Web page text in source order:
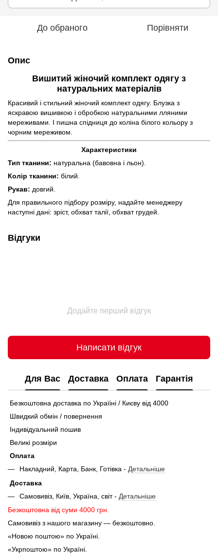
До обраного Порівняти
Опис
Вишитий жіночий комплект одягу з
натуральних матеріалів
Красивий і стильний жіночий комплект одягу. Блузка з
яскравою вишивкою і обробкою натуральними лляними
мереживами. І пишна спідниця до коліна білого кольору з
чорним мереживом.
Характеристики
Тип тканини: натуральна (бавовна і льон).
Колір тканини: білий.
Рукав: довгий.
Для правильного підбору розміру, надайте менеджеру
наступні дані: зріст, обхват талії, обхват грудей.
Відгуки
Додайте перший відгук
Написати відгук
Для Вас Доставка Оплата Гарантія
Безкоштовна доставка по Україіні / Києву від 4000
Швидкий обмін / повернення
Індивідуальний пошив
Великі розміри
Оплата
Накладний, Карта, Банк, Готівка - Детальніше
Доставка
Самовивіз, Київ, Україна, світ - Детальніше
Безкоштовна від суми 4000 грн.
Самовивіз з нашого магазину — безкоштовно.
«Новою поштою» по Україні.
«Укрпоштою» по Україні.